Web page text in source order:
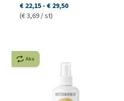
€ 22,15 - € 29,50
(€ 3,69 / st)
Abo